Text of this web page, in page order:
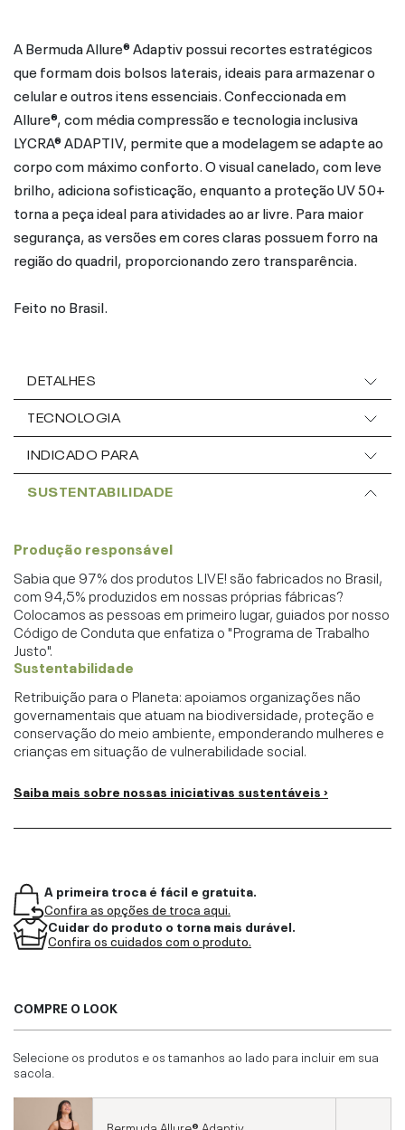
A Bermuda Allure® Adaptiv possui recortes estratégicos
que formam dois bolsos laterais, ideais para armazenar o
celular e outros itens essenciais. Confeccionada em
Allure®, com média compressão e tecnologia inclusiva
LYCRA® ADAPTIV, permite que a modelagem se adapte ao
corpo com máximo conforto. O visual canelado, com leve
brilho, adiciona sofisticação, enquanto a proteção UV 50+
torna a peça ideal para atividades ao ar livre. Para maior
segurança, as versões em cores claras possuem forro na
região do quadril, proporcionando zero transparência.
Feito no Brasil.
DETALHES
TECNOLOGIA
INDICADO PARA
SUSTENTABILIDADE
Produção responsável
Sabia que 97% dos produtos LIVE! são fabricados no Brasil,
com 94,5% produzidos em nossas próprias fábricas?
Colocamos as pessoas em primeiro lugar, guiados por nosso
Código de Conduta que enfatiza o "Programa de Trabalho
Justo".
Sustentabilidade
Retribuição para o Planeta: apoiamos organizações não
governamentais que atuam na biodiversidade, proteção e
conservação do meio ambiente, emponderando mulheres e
crianças em situação de vulnerabilidade social.
Saiba mais sobre nossas iniciativas sustentáveis ›
A primeira troca é fácil e gratuita.
Confira as opções de troca aqui.
Cuidar do produto o torna mais durável.
Confira os cuidados com o produto.
COMPRE O LOOK
Selecione os produtos e os tamanhos ao lado para incluir em sua
sacola.